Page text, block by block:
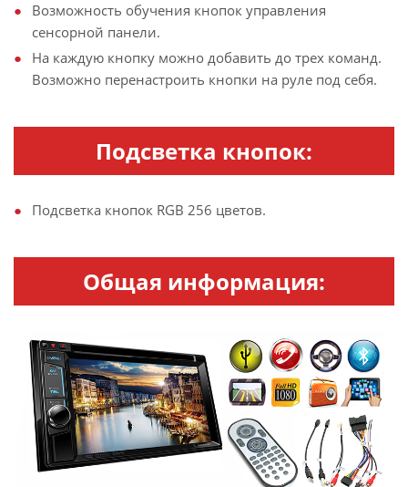
Возможность обучения кнопок управления
сенсорной панели.
На каждую кнопку можно добавить до трех команд.
Возможно перенастроить кнопки на руле под себя.
Подсветка кнопок:
Подсветка кнопок RGB 256 цветов.
Общая информация: